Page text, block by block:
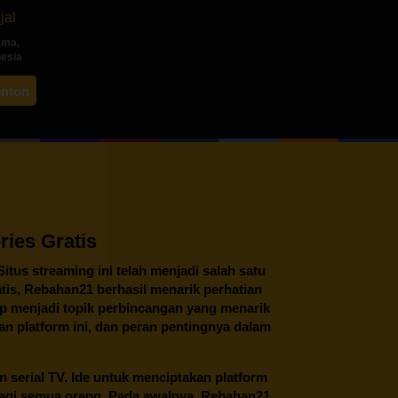
,
Gratis
streaming ini telah menjadi salah satu
Rebahan21berhasil menarik perhatian
menjadi topik perbincangan yang menarik
platform ini, dan peran pentingnya dalam
serial TV. Ide untuk menciptakan platform